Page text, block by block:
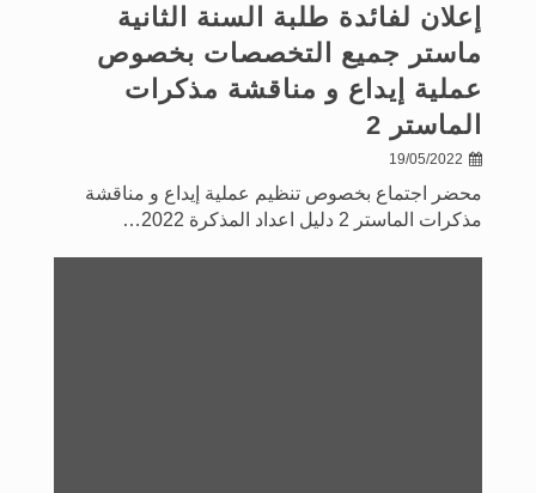
إعلان لفائدة طلبة السنة الثانية
ماستر جميع التخصصات بخصوص
عملية إيداع و مناقشة مذكرات
الماستر 2
19/05/2022
محضر اجتماع بخصوص تنظيم عملية إيداع و مناقشة
مذكرات الماستر 2 دليل اعداد المذكرة 2022…